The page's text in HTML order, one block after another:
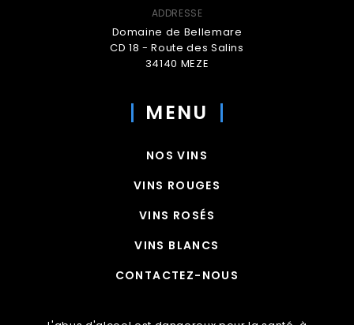
ADDRESSE
Domaine de Bellemare
CD 18 - Route des Salins
34140 MEZE
MENU
NOS VINS
VINS ROUGES
VINS ROSÉS
VINS BLANCS
CONTACTEZ-NOUS